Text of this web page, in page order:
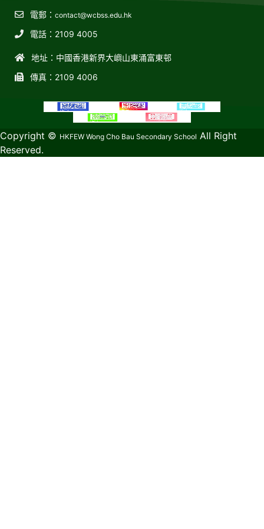
電郵： contact@wcbss.edu.hk
電話：2109 4005
地址：中國香港新界大嶼山東涌富東邨
傳真：2109 4006
教育傳媒集團 GoodSchool.hk
Copyright © HKFEW Wong Cho Bau Secondary School All Right
Reserved.